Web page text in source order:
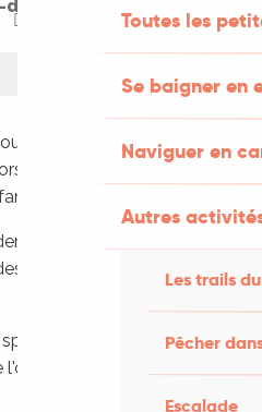
Toutes les
Se baigner en
Naviguer en
Autres
Les trails
Pêcher
Escalade
de-lantis.fr
invite à célébrer
d'une journée festive
les enfants pour un
jeux de réflexion et des
de